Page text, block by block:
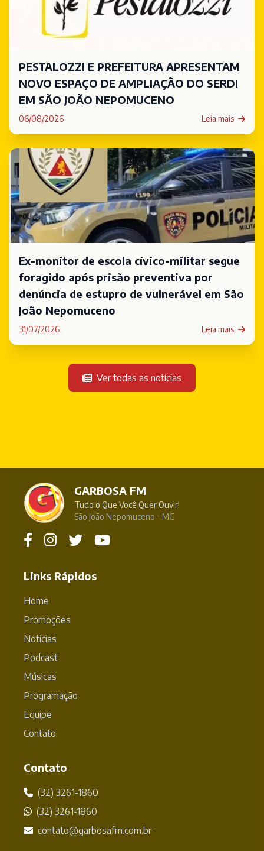
PESTALOZZI E PREFEITURA APRESENTAM
NOVO ESPAÇO DE AMPLIAÇÃO DO SERDI
EM SÃO JOÃO NEPOMUCENO
06/08/2026 Leia mais
Ex-monitor de escola cívico-militar segue
foragido após prisão preventiva por
denúncia de estupro de vulnerável em São
João Nepomuceno
31/07/2026 Leia mais
Ver todas as notícias
GARBOSA FM
Tudo o Que Você Quer Ouvir!
São João Nepomuceno - MG
Links Rápidos
Home
Promoções
Notícias
Podcast
Músicas
Programação
Equipe
Contato
Contato
(32) 3261-1860
(32) 3261-1860
contato@garbosafm.com.br